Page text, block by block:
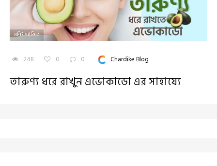
এন্টি এইজিং
248 0 0 Chardike Blog
তারুণ্য ধরে রাখুন এভোকাডো এর সাহায্যে